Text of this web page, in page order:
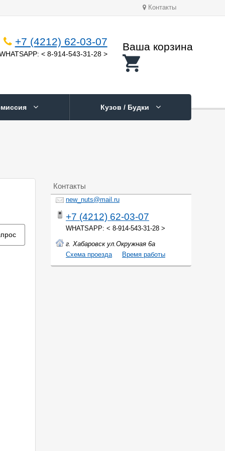
Контакты
+7 (4212) 62-03-07
< 8-914-543-31-28 >
Ваша корзина
Кузов / Будки
Контакты
new_nuts@mail.ru
+7 (4212) 62-03-07
WHATSAPP: < 8-914-543-31-28 >
г. Хабаровск ул.Окружная 6а
Cхема проезда
Время работы